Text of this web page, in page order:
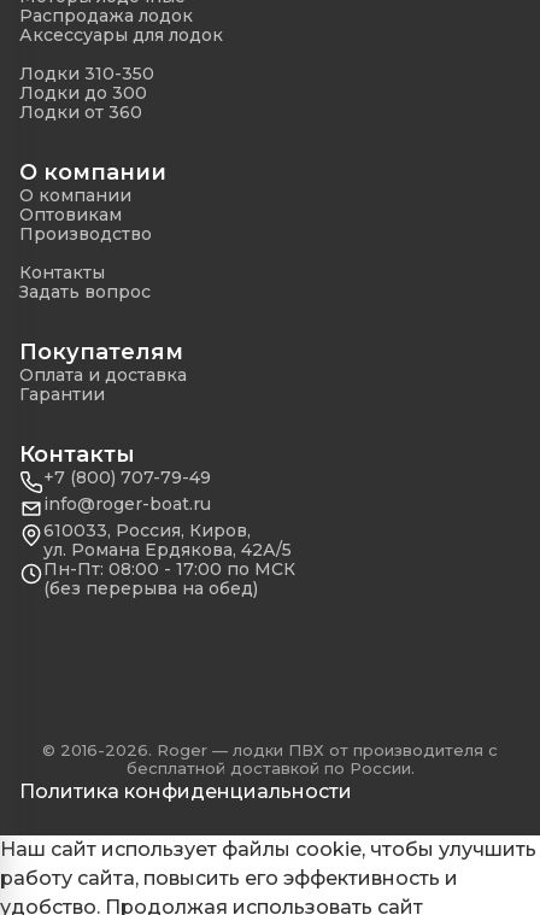
Распродажа лодок
Аксессуары для лодок
Лодки 310-350
Лодки до 300
Лодки от 360
О компании
О компании
Оптовикам
Производство
Контакты
Задать вопрос
Покупателям
Оплата и доставка
Гарантии
Контакты
+7 (800) 707-79-49
info@roger-boat.ru
610033, Россия, Киров,
ул. Романа Ердякова, 42А/5
Пн-Пт: 08:00 - 17:00 по МСК
(без перерыва на обед)
© 2016-2026. Roger — лодки ПВХ от производителя с
бесплатной доставкой по России.
Политика конфиденциальности
Наш сайт использует файлы cookie, чтобы улучшить
работу сайта, повысить его эффективность и
удобство. Продолжая использовать сайт